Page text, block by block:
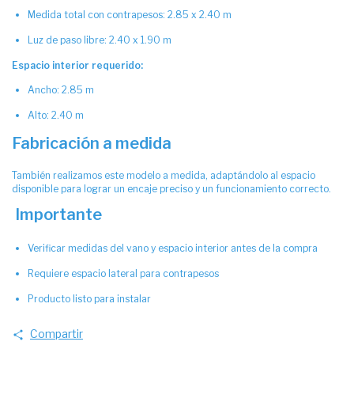
Medida total con contrapesos: 2.85 x 2.40 m
Luz de paso libre: 2.40 x 1.90 m
Espacio interior requerido:
Ancho: 2.85 m
Alto: 2.40 m
Fabricación a medida
También realizamos este modelo a medida, adaptándolo al espacio
disponible para lograr un encaje preciso y un funcionamiento correcto.
Importante
Verificar medidas del vano y espacio interior antes de la compra
Requiere espacio lateral para contrapesos
Producto listo para instalar
Compartir